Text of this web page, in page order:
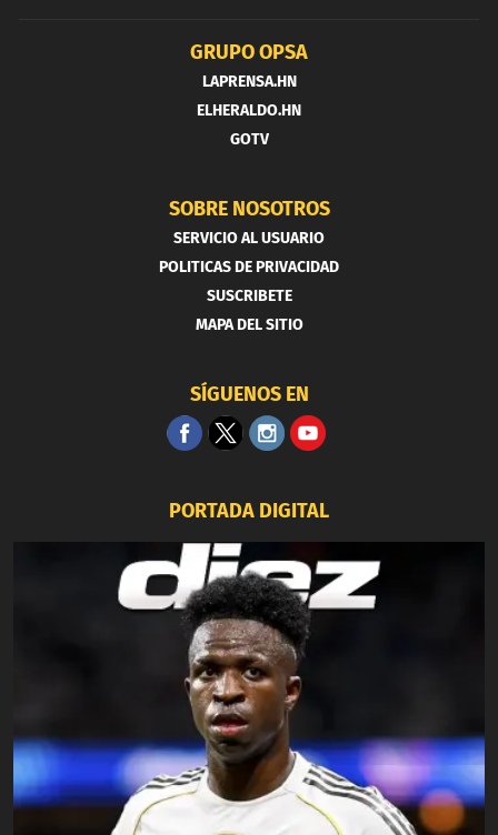
GRUPO OPSA
LAPRENSA.HN
ELHERALDO.HN
GOTV
SOBRE NOSOTROS
SERVICIO AL USUARIO
POLITICAS DE PRIVACIDAD
SUSCRIBETE
MAPA DEL SITIO
SÍGUENOS EN
PORTADA DIGITAL